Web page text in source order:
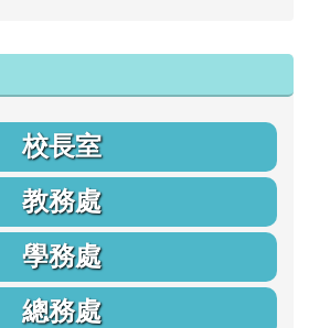
校長室
教務處
學務處
總務處